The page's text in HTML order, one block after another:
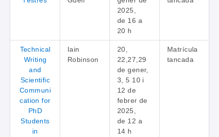
2025,
de 16 a
20 h
Technical
Writing
and
Scientific
Communi
cation for
PhD
Students
in
Iain
Robinson
20,
22,27,29
de gener,
3, 5 10 i
12 de
febrer de
2025,
de 12 a
14 h
Matrícula
tancada